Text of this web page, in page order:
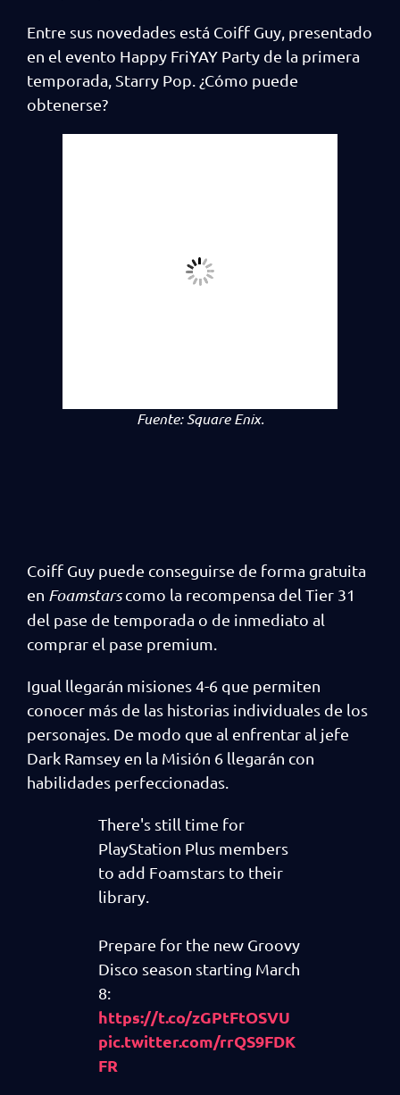
Entre sus novedades está Coiff Guy, presentado
en el evento Happy FriYAY Party de la primera
temporada, Starry Pop. ¿Cómo puede
obtenerse?
Fuente:Square Enix.
Coiff Guy puede conseguirse de forma gratuita
en Foamstarscomo la recompensa del Tier 31
del pase de temporada o de inmediato al
comprar el pase premium.
Igual llegarán misiones 4-6 que permiten
conocer más de las historias individuales de los
personajes. De modo que al enfrentar al jefe
Dark Ramsey en la Misión 6 llegarán con
habilidades perfeccionadas.
There's still time for
PlayStation Plus members
to add Foamstars to their
library.
Prepare for the new Groovy
Disco season starting March
8:
https://t.co/zGPtFtOSVU
pic.twitter.com/rrQS9FDK
FR